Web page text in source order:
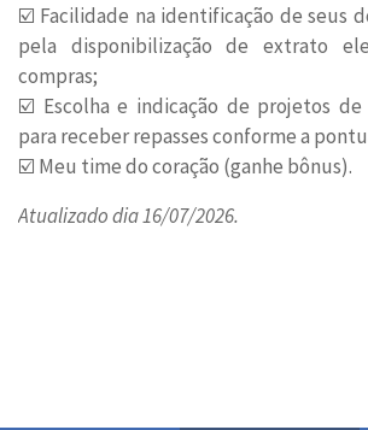
☑️ Facilidade na identificação de seus
pela disponibilização de extrato
compras;
☑️ Escolha e indicação de projetos de
para receber repasses conforme a
☑️ Meu time do coração (ganhe bônus).
Atualizado dia 16/07/2026.